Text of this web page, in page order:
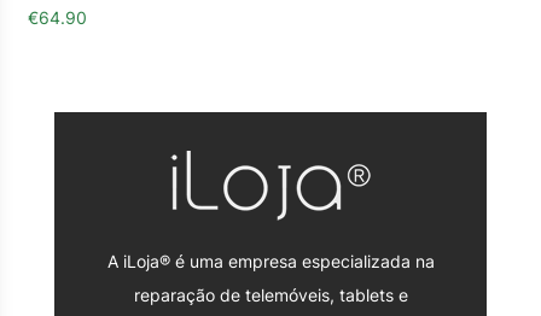
€64.90
A iLoja® é uma empresa especializada na
reparação de telemóveis, tablets e